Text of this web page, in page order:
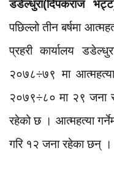
डडेल्धुरा(दिपकराज
पछिल्लो तीन बर्षमा
प्रहरी कार्यालय
२०७८÷७९ मा
२०७९÷८० मा २९ जना
रहेको छ । आत्महत्या
गरि १२ जना रहेका छन् ।